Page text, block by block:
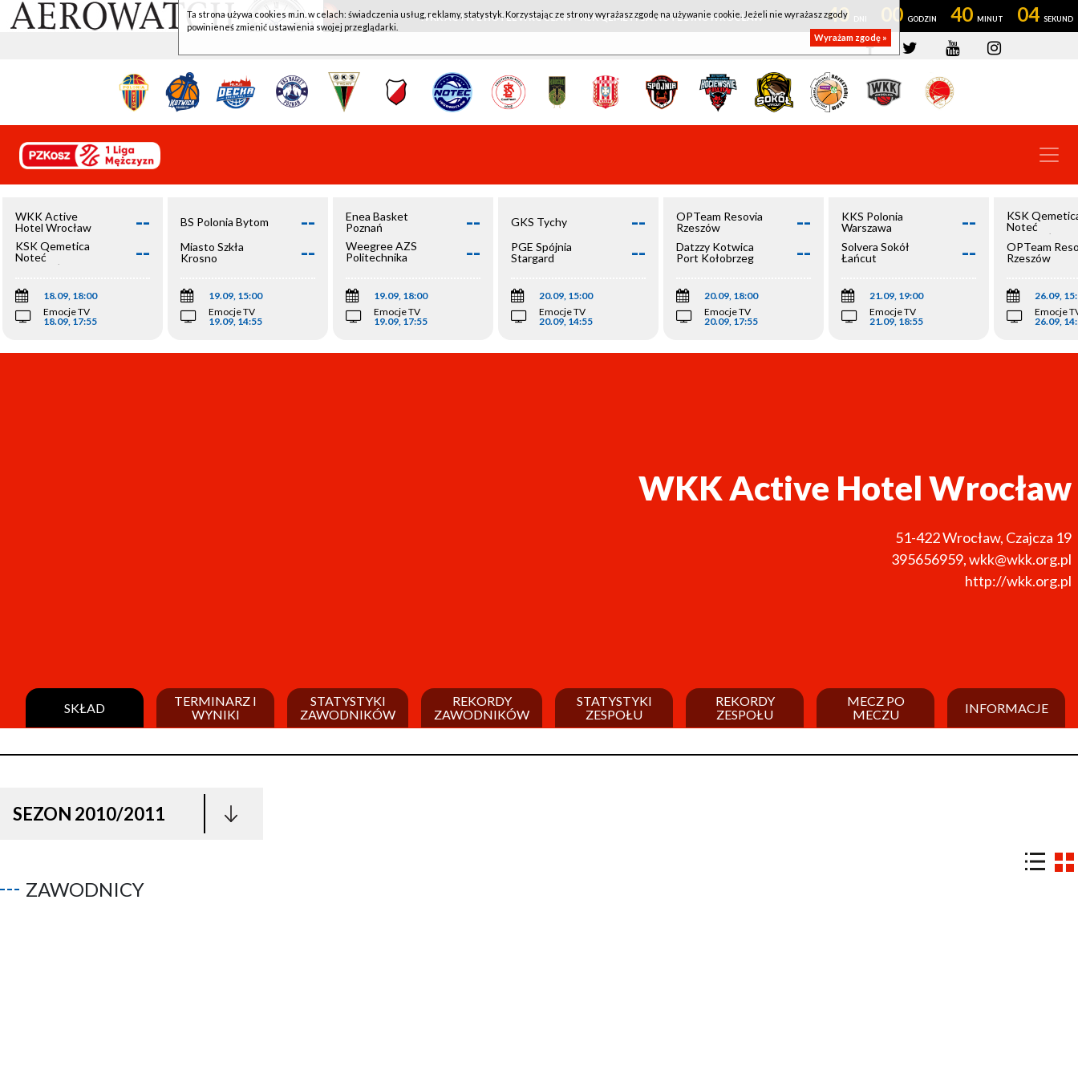
WKK ACTIVE HOTEL WROCŁAW - KSK QEMETICA NOTEĆ INOWROCŁAW 40 00 40 04
WKK Active
Hotel Wrocław
--
KSK Qemetica
Noteć
Inowrocław
--
18.09, 18:00
Emocje TV
18.09, 17:55
BS Polonia Bytom --
Miasto Szkła
Krosno
--
19.09, 15:00
Emocje TV
19.09, 14:55
Enea Basket
Poznań
--
Weegree AZS
Politechnika
--
19.09, 18:00
Emocje TV
19.09, 17:55
GKS Tychy --
PGE Spójnia
Stargard
--
20.09, 15:00
Emocje TV
20.09, 14:55
OPTeam Resovia
Rzeszów
--
Datzzy Kotwica
Port Kołobrzeg
--
20.09, 18:00
Emocje TV
20.09, 17:55
KKS Polonia
Warszawa
--
Solvera Sokół
Łańcut
--
21.09, 19:00
Emocje TV
21.09, 18:55
KSK
Noteć
Inowrocław
OPTeam
Rzeszów
26.09,
Emocje
26.09,
WKK Active Hotel Wrocław
51-422Wrocław, Czajcza 19
395656959,wkk@wkk.org.pl
http://wkk.org.pl
SKŁAD
TERMINARZ I
WYNIKI
STATYSTYKI
ZAWODNIKÓW
REKORDY
ZAWODNIKÓW
STATYSTYKI
ZESPOŁU
REKORDY
ZESPOŁU
MECZ PO
MECZU
INFORMACJE
SEZON 2010/2011
ZAWODNICY
Ta strona używa cookies m.in. w celach: świadczenia usług, reklamy, statystyk. Korzystając ze strony wyrażasz zgodę na używanie cookie. Jeżeli nie wyrażasz zgody
powinieneś zmienić ustawienia swojej przeglądarki.
Wyrażam zgodę »